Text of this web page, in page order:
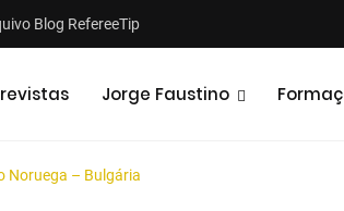
Blog RefereeTip
Jorge Faustino
Noruega – Bulgária